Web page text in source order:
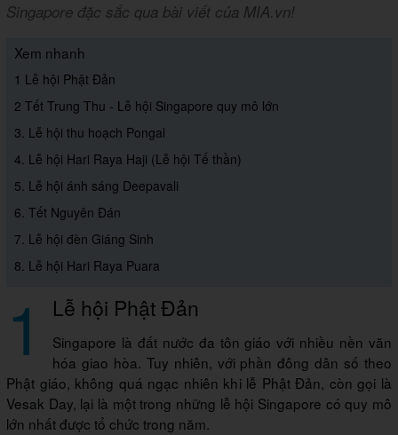
Singapore đặc sắc qua bài viết của MIA.vn!
Xem nhanh
1 Lễ hội Phật Đản
2 Tết Trung Thu - Lễ hội Singapore quy mô lớn
3. Lễ hội thu hoạch Pongal
4. Lễ hội Hari Raya Haji (Lễ hội Tế thần)
5. Lễ hội ánh sáng Deepavali
6. Tết Nguyên Đán
7. Lễ hội đèn Giáng Sinh
8. Lễ hội Hari Raya Puara
1 Lễ hội Phật Đản
Singapore là đất nước đa tôn giáo với nhiều nền văn
hóa giao hòa. Tuy nhiên, với phần đông dân số theo
Phật giáo, không quá ngạc nhiên khi lễ Phật Đản, còn gọi là
Vesak Day, lại là một trong những lễ hội Singapore có quy mô
lớn nhất được tổ chức trong năm.